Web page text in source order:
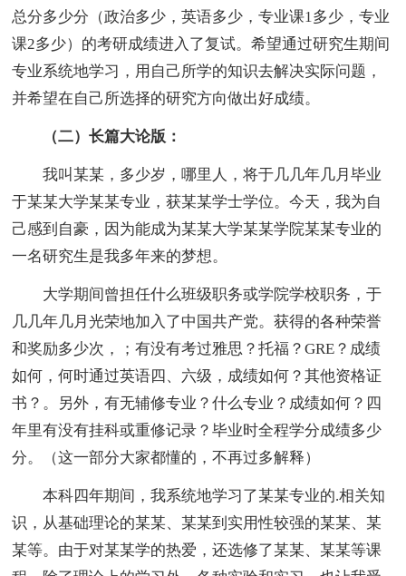
总分多少分（政治多少，英语多少，专业课1多少，专业
课2多少）的考研成绩进入了复试。希望通过研究生期间
专业系统地学习，用自己所学的知识去解决实际问题，
并希望在自己所选择的研究方向做出好成绩。
（二）长篇大论版：
我叫某某，多少岁，哪里人，将于几几年几月毕业
于某某大学某某专业，获某某学士学位。今天，我为自
己感到自豪，因为能成为某某大学某某学院某某专业的
一名研究生是我多年来的梦想。
大学期间曾担任什么班级职务或学院学校职务，于
几几年几月光荣地加入了中国共产党。获得的各种荣誉
和奖励多少次，；有没有考过雅思？托福？GRE？成绩
如何，何时通过英语四、六级，成绩如何？其他资格证
书？。另外，有无辅修专业？什么专业？成绩如何？四
年里有没有挂科或重修记录？毕业时全程学分成绩多少
分。（这一部分大家都懂的，不再过多解释）
本科四年期间，我系统地学习了某某专业的.相关知
识，从基础理论的某某、某某到实用性较强的某某、某
某等。由于对某某学的热爱，还选修了某某、某某等课